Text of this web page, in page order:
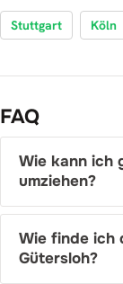
Stuttgart Köln
FAQ
Wie kann ich
umziehen?
Wie finde ich
Gütersloh?